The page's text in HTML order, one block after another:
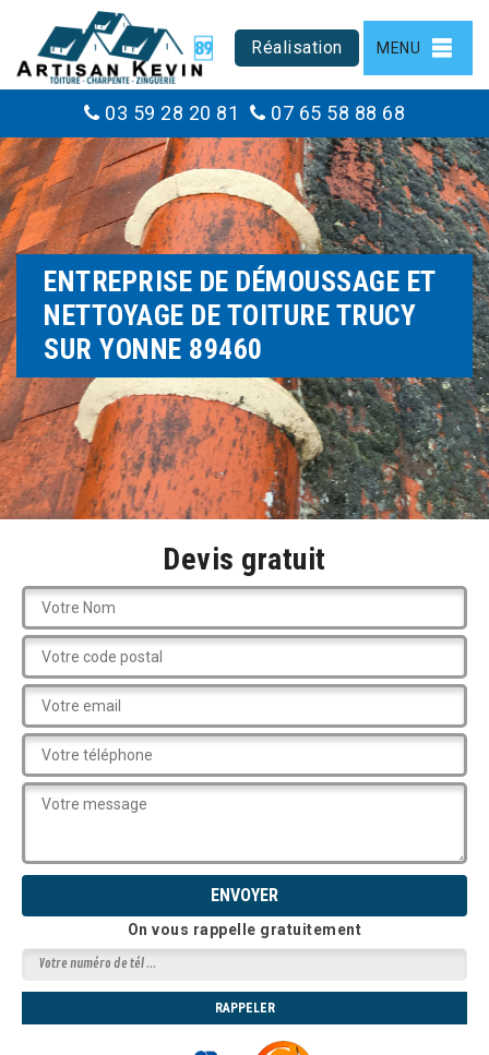
Réalisation MENU
03 59 28 20 81 07 65 58 88 68
ENTREPRISE DE DÉMOUSSAGE ET
NETTOYAGE DE TOITURE TRUCY
SUR YONNE 89460
Devis gratuit
On vous rappelle gratuitement